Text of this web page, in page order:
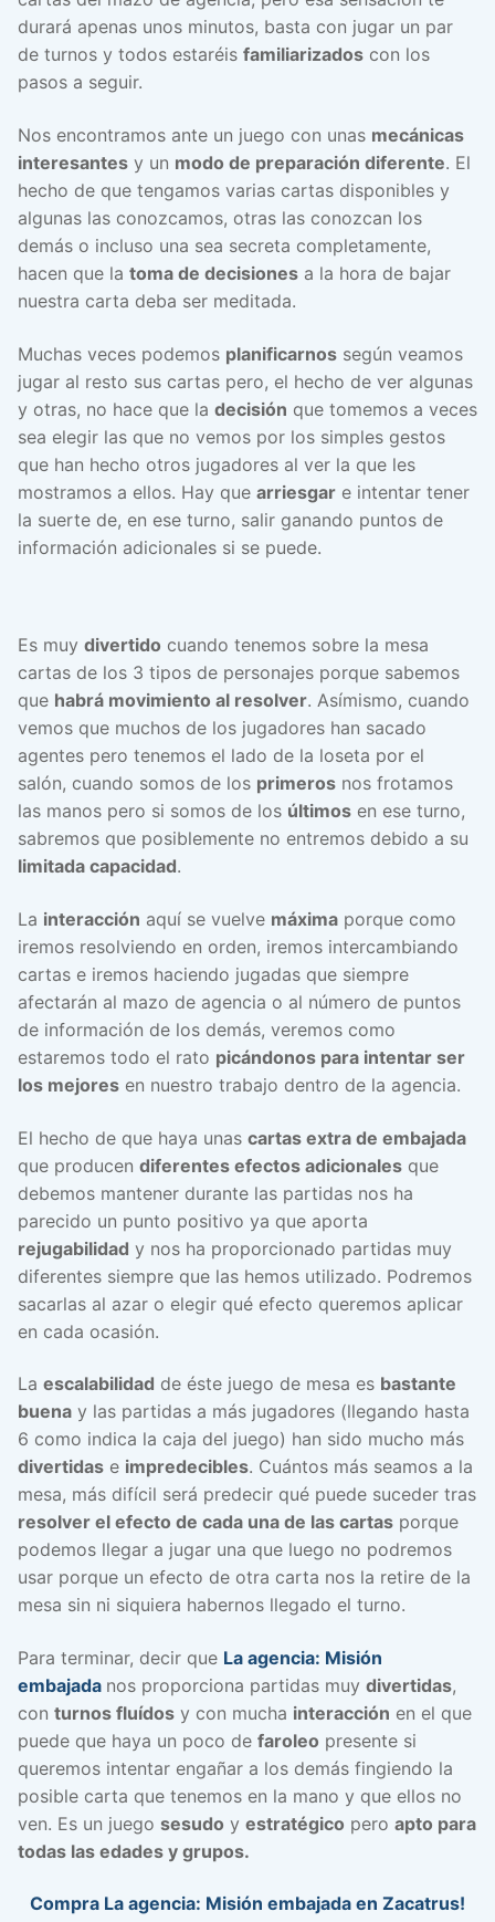
durará apenas unos minutos, basta con jugar un par
de turnos y todos estaréis familiarizados con los
pasos a seguir.
Nos encontramos ante un juego con unas mecánicas
interesantes y un modo de preparación diferente. El
hecho de que tengamos varias cartas disponibles y
algunas las conozcamos, otras las conozcan los
demás o incluso una sea secreta completamente,
hacen que la toma de decisiones a la hora de bajar
nuestra carta deba ser meditada.
Muchas veces podemos planificarnos según veamos
jugar al resto sus cartas pero, el hecho de ver algunas
y otras, no hace que la decisión que tomemos a veces
sea elegir las que no vemos por los simples gestos
que han hecho otros jugadores al ver la que les
mostramos a ellos. Hay que arriesgar e intentar tener
la suerte de, en ese turno, salir ganando puntos de
información adicionales si se puede.
Es muy divertido cuando tenemos sobre la mesa
cartas de los 3 tipos de personajes porque sabemos
que habrá movimiento al resolver. Asímismo, cuando
vemos que muchos de los jugadores han sacado
agentes pero tenemos el lado de la loseta por el
salón, cuando somos de los primeros nos frotamos
las manos pero si somos de los últimos en ese turno,
sabremos que posiblemente no entremos debido a su
limitada capacidad.
La interacción aquí se vuelve máxima porque como
iremos resolviendo en orden, iremos intercambiando
cartas e iremos haciendo jugadas que siempre
afectarán al mazo de agencia o al número de puntos
de información de los demás, veremos como
estaremos todo el rato picándonos para intentar ser
los mejores en nuestro trabajo dentro de la agencia.
El hecho de que haya unas cartas extra de embajada
que producen diferentes efectos adicionales que
debemos mantener durante las partidas nos ha
parecido un punto positivo ya que aporta
rejugabilidad y nos ha proporcionado partidas muy
diferentes siempre que las hemos utilizado. Podremos
sacarlas al azar o elegir qué efecto queremos aplicar
en cada ocasión.
La escalabilidad de éste juego de mesa es bastante
buena y las partidas a más jugadores (llegando hasta
6 como indica la caja del juego) han sido mucho más
divertidas e impredecibles. Cuántos más seamos a la
mesa, más difícil será predecir qué puede suceder tras
resolver el efecto de cada una de las cartas porque
podemos llegar a jugar una que luego no podremos
usar porque un efecto de otra carta nos la retire de la
mesa sin ni siquiera habernos llegado el turno.
Para terminar, decir que La agencia: Misión
embajada nos proporciona partidas muy divertidas,
con turnos fluídos y con mucha interacción en el que
puede que haya un poco de faroleo presente si
queremos intentar engañar a los demás fingiendo la
posible carta que tenemos en la mano y que ellos no
ven. Es un juego sesudo y estratégico pero apto para
todas las edades y grupos.
Compra La agencia: Misión embajada en Zacatrus!